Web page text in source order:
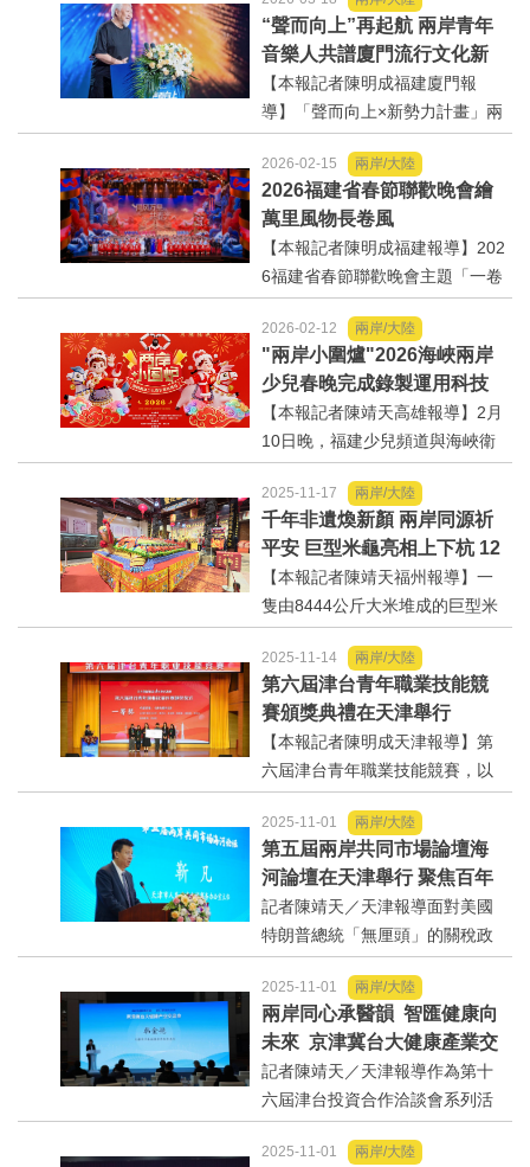
經商、工作及求學的人數也日益
增加，許多台灣人民也會在中國
大陸置產，這些在中國大陸置...
“聲而向上”再起航 兩岸青年
音樂人共譜廈門流行文化新
篇章
【本報記者陳明成福建廈門報
導】「聲而向上×新勢力計畫」兩
岸（廈門）青年音樂人創作
營」，18日上午在廈門廣電集團
啟動。由廈門衛視、騰訊音樂
人、廈門廣播影視文化有限公司
及TME音樂學堂聯合主辦，15
位...
2026-02-15 兩岸/大陸
2026福建省春節聯歡晚會繪
萬里風物長卷風
【本報記者陳明成福建報導】202
6福建省春節聯歡晚會主題「一卷
春風三地書」，繪萬里風物長卷
風，雕塑了八閩的山與海，又將
這裡的呼吸節律渡向四海。福建
先民將祈風祭海的虔誠刻在山
頂，盼來季風送福船遠航...
2026-02-12 兩岸/大陸
"兩岸小圍爐"2026海峽兩岸
少兒春晚完成錄製運用科技
與藝術深度融合展現兩岸童
心共迎新春
【本報記者陳靖天高雄報導】2月
10日晚，福建少兒頻道與海峽衛
視聯合制作的"兩岸小圍爐"——2
026海峽兩岸少兒春節聯歡晚會在
福建省廣播影視集團完成錄製。
晚會不僅是兩岸少兒文藝交流的
盛...
2025-11-17 兩岸/大陸
千年非遺煥新顏 兩岸同源祈
平安 巨型米龜亮相上下杭 12
月22日將舉行起龜活動分送
福氣
【本報記者陳靖天福州報導】一
隻由8444公斤大米堆成的巨型米
龜，11月15日在大陸福建福州市
上下杭張真君祖殿亮相，吸引大
批市民遊客信眾圍繞米龜祈願，
瞭解張聖君傳說和「米龜祈福」
民俗，感受中華傳統文化的魅...
2025-11-14 兩岸/大陸
第六屆津台青年職業技能競
賽頒獎典禮在天津舉行
【本報記者陳明成天津報導】第
六屆津台青年職業技能競賽，以
「文化創新驅動·津台融合發展」
為主題，吸引兩岸多所大學師生
參與，透過「競賽+論壇」形式，
深化津台職業教育合作與青年交
流。第六屆津台...
2025-11-01 兩岸/大陸
第五屆兩岸共同市場論壇海
河論壇在天津舉行 聚焦百年
變局大背景下的兩岸經濟融
合發展新動能
記者陳靖天／天津報導面對美國
特朗普總統「無厘頭」的關稅政
策，台灣高新產業將面臨市場重
新調整的痛苦抉擇。30日在天津
燕園國際會議中心舉行的第五屆
兩岸共同市場論壇海河論壇上，
與會專家學者達成一致的共...
2025-11-01 兩岸/大陸
兩岸同心承醫韻 智匯健康向
未來 京津冀台大健康產業交
流會在津成功舉辦
記者陳靖天／天津報導作為第十
六屆津台投資合作洽談會系列活
動之一，10月29日下午以「兩岸
同心承醫韻智匯健康向未來」為
2025-11-01 兩岸/大陸